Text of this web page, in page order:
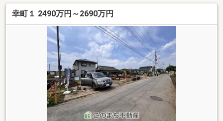
幸町１ 2490万円～2690万円